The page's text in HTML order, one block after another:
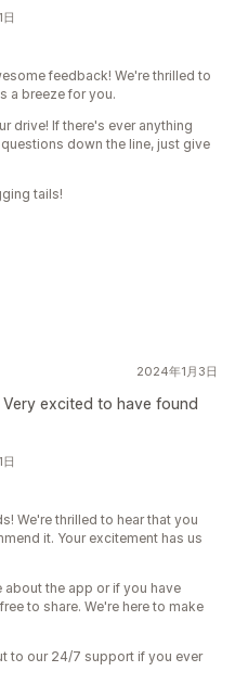
feedback! We're thrilled to
a breeze for you.
drive! If there's ever anything
down the line, just give
tails!
2024年1月3日
excited to have found
We're thrilled to hear that you
it. Your excitement has us
the app or if you have
to share. We're here to make
to our 24/7 support if you ever